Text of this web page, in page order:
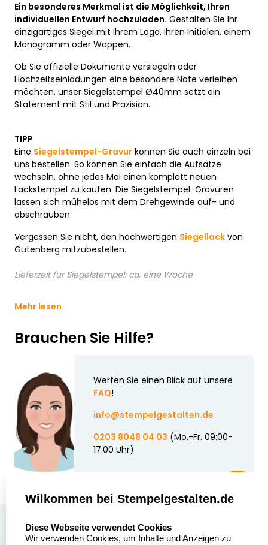
Ein besonderes Merkmal ist die Möglichkeit, Ihren
individuellen Entwurf hochzuladen. Gestalten Sie Ihr
einzigartiges Siegel mit Ihrem Logo, Ihren Initialen, einem
Monogramm oder Wappen.
Ob Sie offizielle Dokumente versiegeln oder
Hochzeitseinladungen eine besondere Note verleihen
möchten, unser Siegelstempel Ø40mm setzt ein
Statement mit Stil und Präzision.
TIPP
Eine Siegelstempel-Gravur können Sie auch einzeln bei
uns bestellen. So können Sie einfach die Aufsätze
wechseln, ohne jedes Mal einen komplett neuen
Lackstempel zu kaufen. Die Siegelstempel-Gravuren
lassen sich mühelos mit dem Drehgewinde auf- und
abschrauben.
Vergessen Sie nicht, den hochwertigen Siegellack von
Gutenberg mitzubestellen.
Lieferzeit für Siegelstempel: ca. eine Woche
Mehr lesen
Brauchen Sie Hilfe?
Werfen Sie einen Blick auf unsere
FAQ!
info@stempelgestalten.de
0203 8048 04 03 (Mo.-Fr. 09:00-
17:00 Uhr)
Über uns
Wilkommen bei Stempelgestalten.de
Diese Webseite verwendet Cookies
Wir verwenden Cookies, um Inhalte und Anzeigen zu